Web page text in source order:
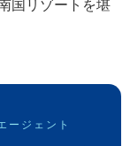
国リゾートを堪
ージェント